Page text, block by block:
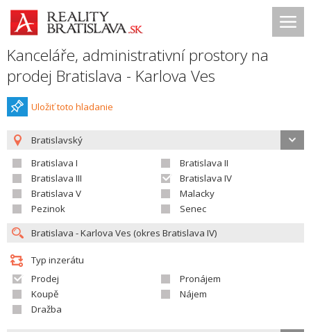
Kanceláře, administrativní prostory na
prodej Bratislava - Karlova Ves
Uložiť toto hladanie
Bratislavský
Bratislava I
Bratislava II
Bratislava III
Bratislava IV
Bratislava V
Malacky
Pezinok
Senec
Typ inzerátu
Prodej
Pronájem
Koupě
Nájem
Dražba